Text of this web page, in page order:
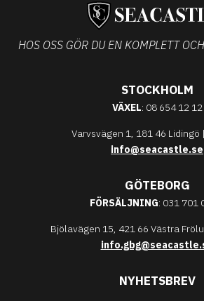
HOS OSS GÖR DU EN KOMPLETT
STOCKHOLM
VÄXEL: 08 654 12 12
Varvsvägen 1, 181 46 Lidingö
info@seacastle.se
GÖTEBORG
FÖRSÄLJNING: 031 701
Bjölavägen 15, 421 66 Västra
NYHETSBREV